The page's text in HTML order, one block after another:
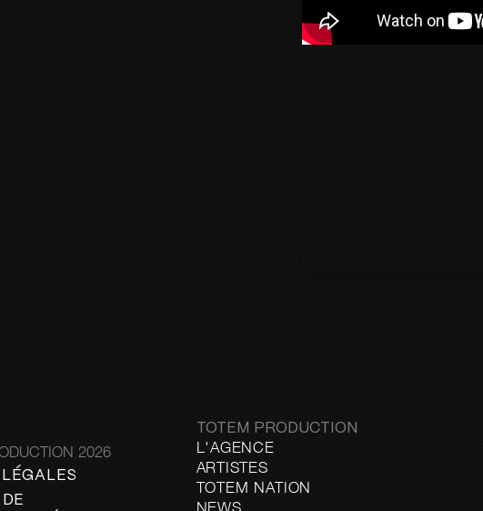
2026
TOTEM PRODUCTION
L'AGENCE
ARTISTES
TOTEM NATION
NEWS